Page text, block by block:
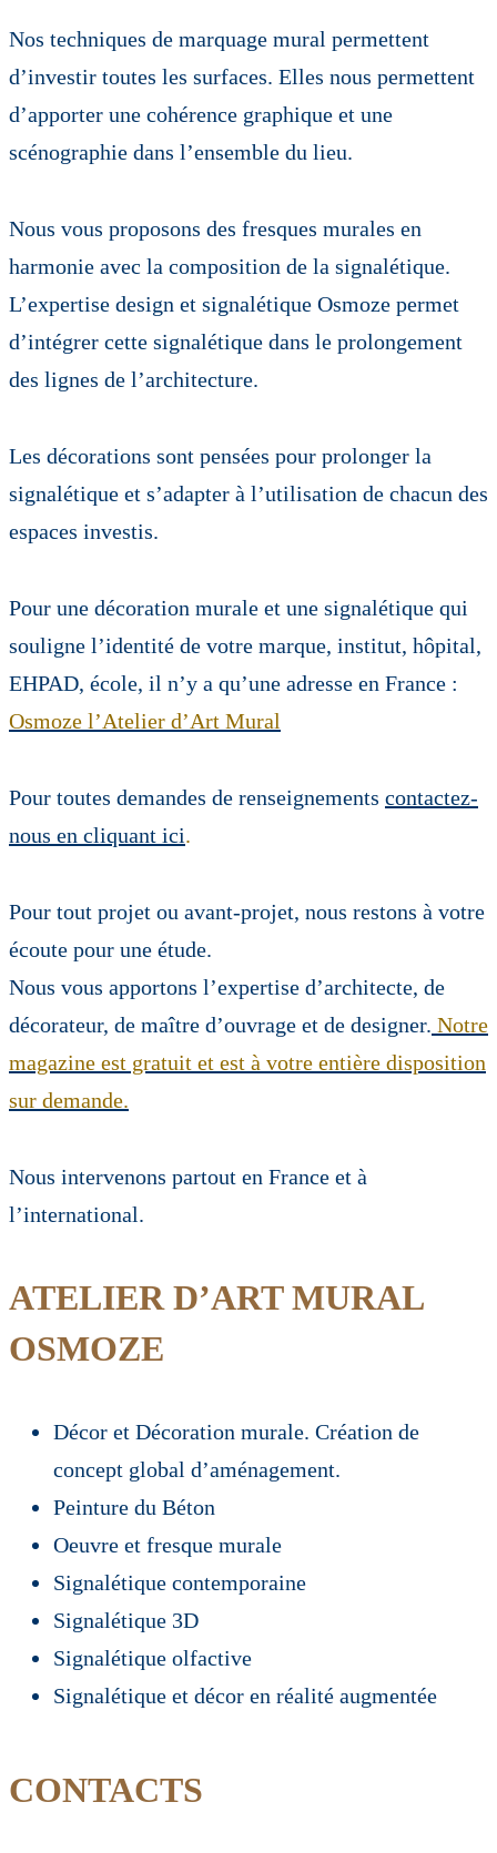
Nos techniques de marquage mural permettent
d’investir toutes les surfaces. Elles nous permettent
d’apporter une cohérence graphique et une
scénographie dans l’ensemble du lieu.
Nous vous proposons des fresques murales en
harmonie avec la composition de la signalétique.
L’expertise design et signalétique Osmoze permet
d’intégrer cette signalétique dans le prolongement
des lignes de l’architecture.
Les décorations sont pensées pour prolonger la
signalétique et s’adapter à l’utilisation de chacun des
espaces investis.
Pour une décoration murale et une signalétique qui
souligne l’identité de votre marque, institut, hôpital,
EHPAD, école, il n’y a qu’une adresse en France :
Osmoze l’Atelier d’Art Mural
Pour toutes demandes de renseignements contactez-
nous en cliquant ici.
Pour tout projet ou avant-projet, nous restons à votre
écoute pour une étude.
Nous vous apportons l’expertise d’architecte, de
décorateur, de maître d’ouvrage et de designer. Notre
magazine est gratuit et est à votre entière disposition
sur demande.
Nous intervenons partout en France et à
l’international.
ATELIER D’ART MURAL
OSMOZE
Décor et Décoration murale. Création de
concept global d’aménagement.
Peinture du Béton
Oeuvre et fresque murale
Signalétique contemporaine
Signalétique 3D
Signalétique olfactive
Signalétique et décor en réalité augmentée
CONTACTS